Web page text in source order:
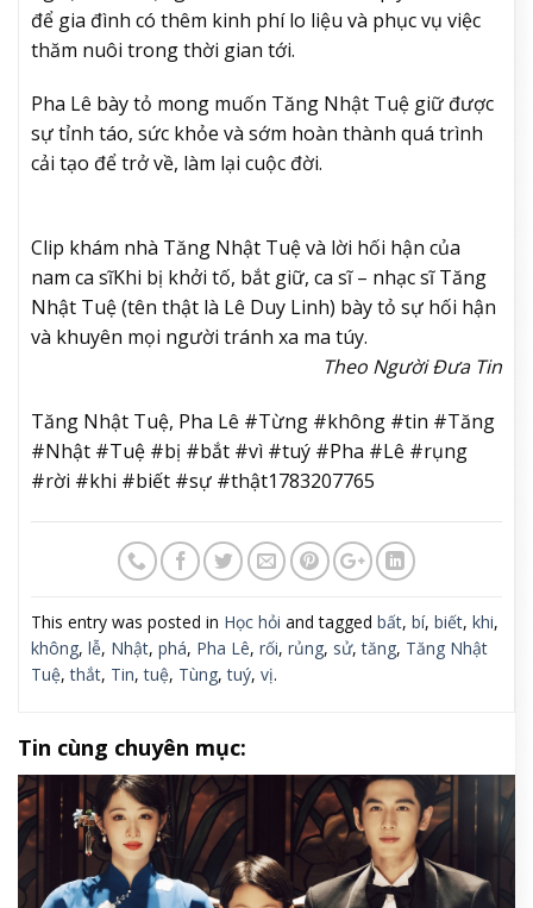
để gia đình có thêm kinh phí lo liệu và phục vụ việc
thăm nuôi trong thời gian tới.
Pha Lê bày tỏ mong muốn Tăng Nhật Tuệ giữ được
sự tỉnh táo, sức khỏe và sớm hoàn thành quá trình
cải tạo để trở về, làm lại cuộc đời.
Clip khám nhà Tăng Nhật Tuệ và lời hối hận của
nam ca sĩKhi bị khởi tố, bắt giữ, ca sĩ – nhạc sĩ Tăng
Nhật Tuệ (tên thật là Lê Duy Linh) bày tỏ sự hối hận
và khuyên mọi người tránh xa ma túy.
Theo Người Đưa Tin
Tăng Nhật Tuệ, Pha Lê #Từng #không #tin #Tăng
#Nhật #Tuệ #bị #bắt #vì #tuý #Pha #Lê #rụng
#rời #khi #biết #sự #thật1783207765
This entry was posted in Học hỏi and tagged bất, bí, biết, khi,
không, lễ, Nhật, phá, Pha Lê, rối, rủng, sử,tăng, Tăng Nhật
Tuệ,thắt, Tin,tuệ, Tùng,tuý, vị.
Tin cùng chuyên mục: